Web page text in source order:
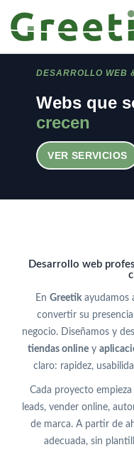
DESARROLLO WEB
Webs que
crecen
VER SERVICIOS
Desarrollo web
En Greetik ayudamos
convertir su
negocio. Diseñamos y
tiendas online y
claro: rapidez,
Cada proyecto
leads, vender online,
de marca. A partir de
adecuada, sin